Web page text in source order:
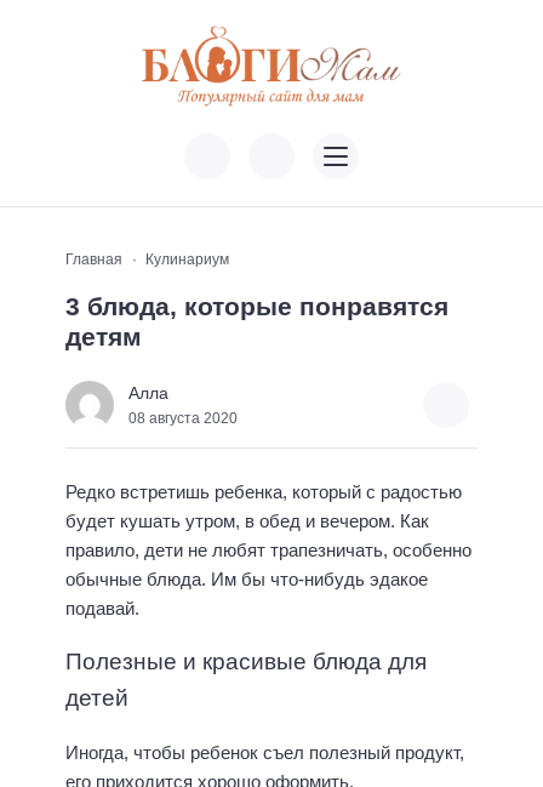
Главная Кулинариум
3 блюда, которые понравятся
детям
Алла
08 августа 2020
Редко встретишь ребенка, который с радостью
будет кушать утром, в обед и вечером. Как
правило, дети не любят трапезничать, особенно
обычные блюда. Им бы что-нибудь эдакое
подавай.
Полезные и красивые блюда для
детей
Иногда, чтобы ребенок съел полезный продукт,
его приходится хорошо оформить.